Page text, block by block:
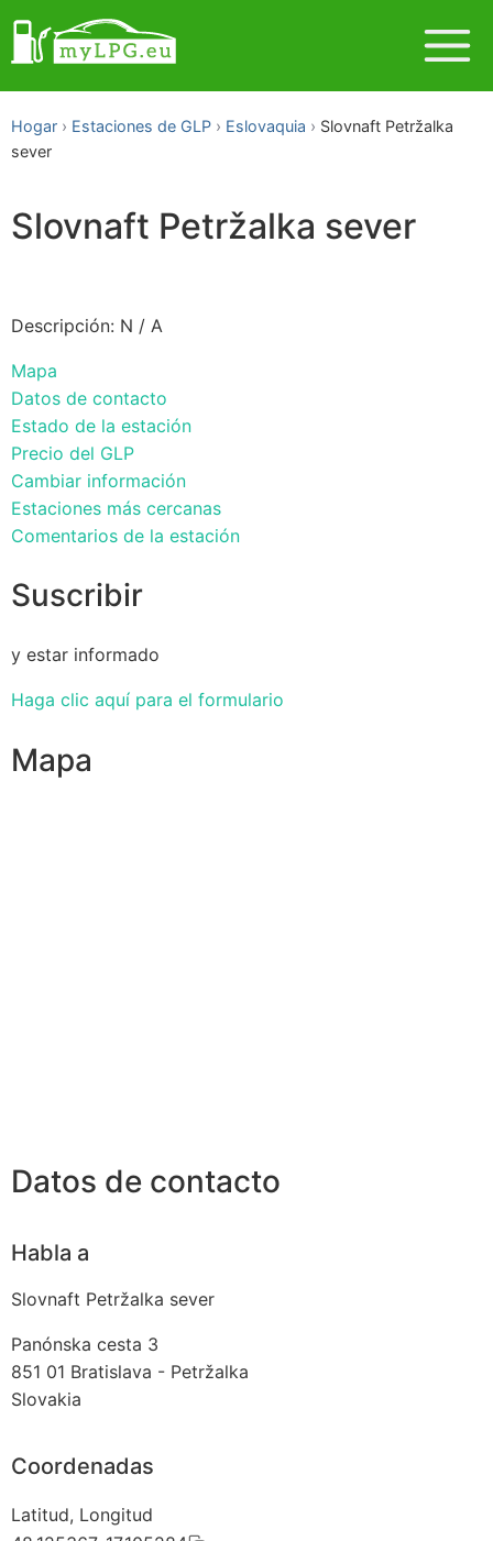
Hogar Estaciones de GLP Eslovaquia
Slovnaft Petržalka
sever
Slovnaft Petržalka sever
Descripción: N / A
Mapa
Datos de contacto
Estado de la estación
Precio del GLP
Cambiar información
Estaciones más cercanas
Comentarios de la estación
Suscribir
y estar informado
Haga clic aquí para el formulario
Mapa
Datos de contacto
Habla a
Slovnaft Petržalka sever
Panónska cesta 3
851 01 Bratislava - Petržalka
Slovakia
Coordenadas
Latitud, Longitud